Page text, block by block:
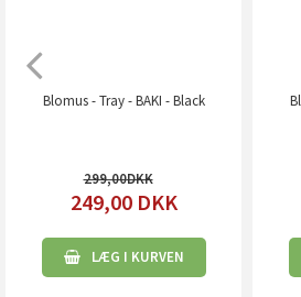
Blomus - Tray - BAKI - Black
299,00
249,00 DKK
LÆG I KURVEN